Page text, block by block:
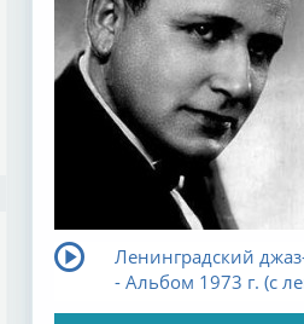
Ленинградский
- Альбом 1973 г. (с